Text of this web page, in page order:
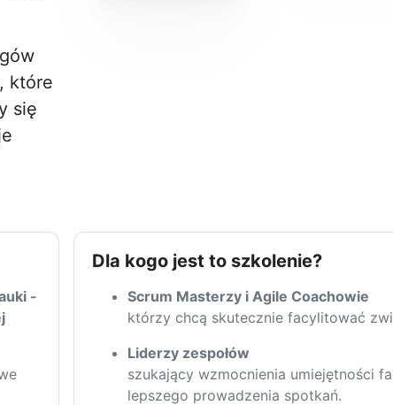
które
się
-
Dla kogo jest to szkolenie?
Scrum Masterzy i Agile Coachowie
którzy chcą skutecznie facylitować
Liderzy zespołów
szukający wzmocnienia umiejętności
lepszego prowadzenia spotkań.